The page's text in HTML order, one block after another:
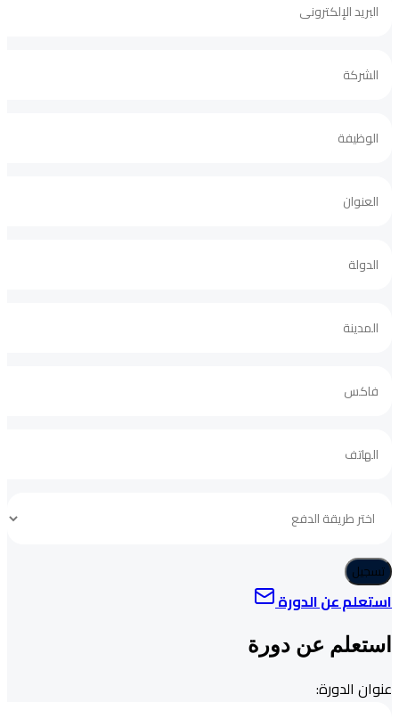
تسجيل
استعلم عن الدورة
استعلم عن دورة
عنوان الدورة: